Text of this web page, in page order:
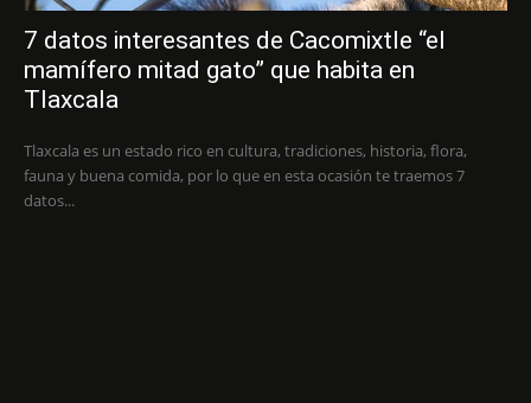
7 datos interesantes de Cacomixtle “el
mamífero mitad gato” que habita en
Tlaxcala
Tlaxcala es un estado rico en cultura, tradiciones, historia, flora,
fauna y buena comida, por lo que en esta ocasión te traemos 7
datos...